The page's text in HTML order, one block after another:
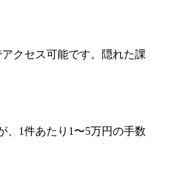
クセス可能です。隠れた課
、1件あたり1〜5万円の手数